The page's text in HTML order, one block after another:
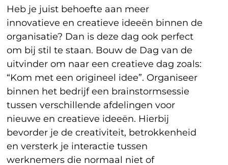
Heb je juist behoefte aan meer
innovatieve en creatieve ideeën binnen de
organisatie? Dan is deze dag ook perfect
om bij stil te staan. Bouw de Dag van de
uitvinder om naar een creatieve dag zoals:
“Kom met een origineel idee”. Organiseer
binnen het bedrijf een brainstormsessie
tussen verschillende afdelingen voor
nieuwe en creatieve ideeën. Hierbij
bevorder je de creativiteit, betrokkenheid
en versterk je interactie tussen
werknemers die normaal niet of